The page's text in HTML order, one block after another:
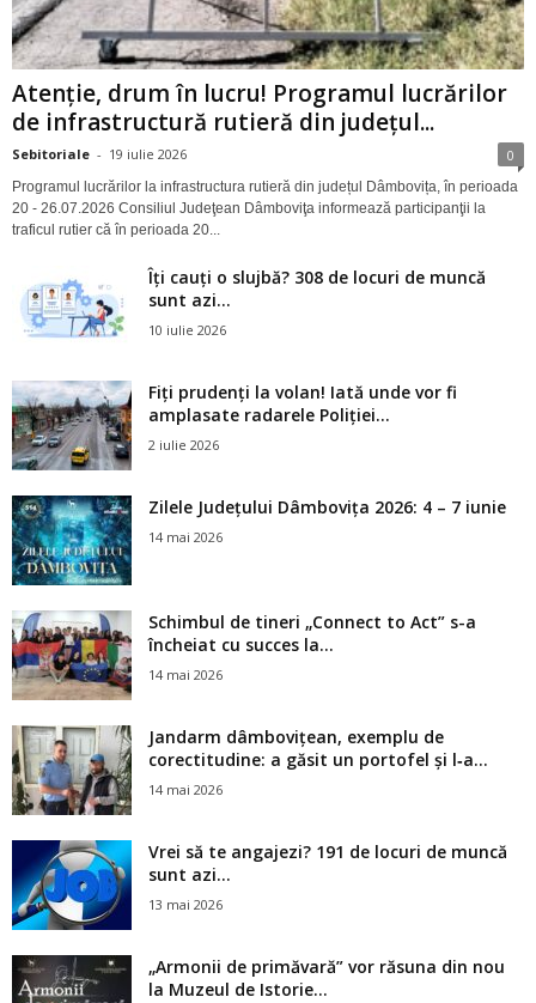
Atenție, drum în lucru! Programul lucrărilor
de infrastructură rutieră din județul...
Sebitoriale - 19 iulie 2026 0
Programul lucrărilor la infrastructura rutieră din județul Dâmbovița, în perioada
20 - 26.07.2026 Consiliul Judeţean Dâmboviţa informează participanţii la
traficul rutier că în perioada 20...
Îți cauți o slujbă? 308 de locuri de muncă
sunt azi...
10 iulie 2026
Fiți prudenți la volan! Iată unde vor fi
amplasate radarele Poliției...
2 iulie 2026
Zilele Județului Dâmbovița 2026: 4 – 7 iunie
14 mai 2026
Schimbul de tineri „Connect to Act” s-a
încheiat cu succes la...
14 mai 2026
Jandarm dâmbovițean, exemplu de
corectitudine: a găsit un portofel și l‑a...
14 mai 2026
Vrei să te angajezi? 191 de locuri de muncă
sunt azi...
13 mai 2026
„Armonii de primăvară” vor răsuna din nou
la Muzeul de Istorie...